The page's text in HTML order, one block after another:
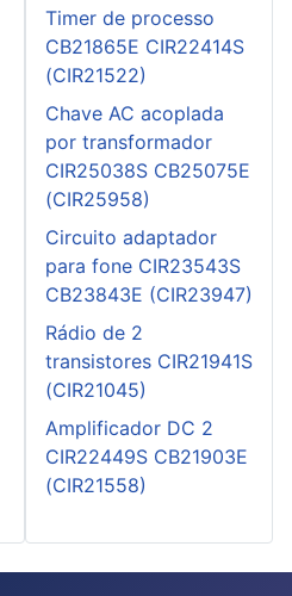
Timer de processo
CB21865E CIR22414S
(CIR21522)
Chave AC acoplada
por transformador
CIR25038S CB25075E
(CIR25958)
Circuito adaptador
para fone CIR23543S
CB23843E (CIR23947)
Rádio de 2
transistores CIR21941S
(CIR21045)
Amplificador DC 2
CIR22449S CB21903E
(CIR21558)